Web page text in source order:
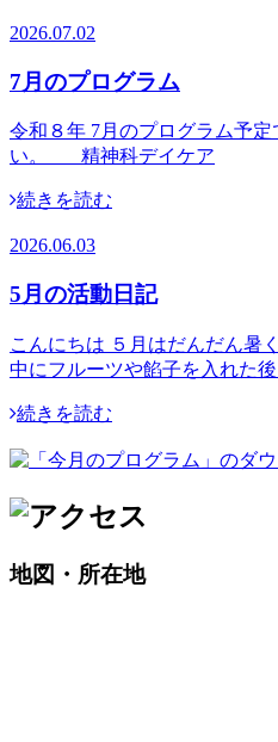
2026.07.02
7月のプログラム
令和８年 7月のプログラム予
い。 精神科デイケア
続きを読む
2026.06.03
5月の活動日記
こんにちは ５月はだんだん暑
中にフルーツや餡子を入れた
続きを読む
地図・所在地